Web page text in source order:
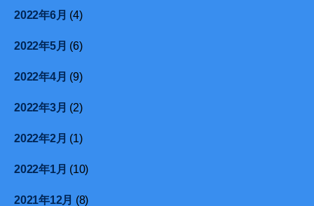
2022年6月 (4)
2022年5月 (6)
2022年4月 (9)
2022年3月 (2)
2022年2月 (1)
2022年1月 (10)
2021年12月 (8)